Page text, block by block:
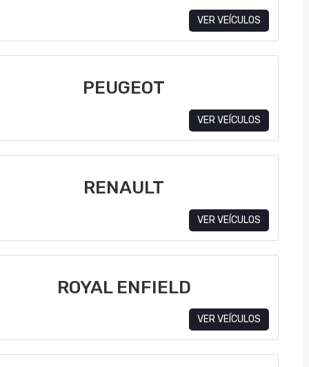
VER VEÍCULOS
PEUGEOT
VER VEÍCULOS
RENAULT
VER VEÍCULOS
ROYAL ENFIELD
VER VEÍCULOS